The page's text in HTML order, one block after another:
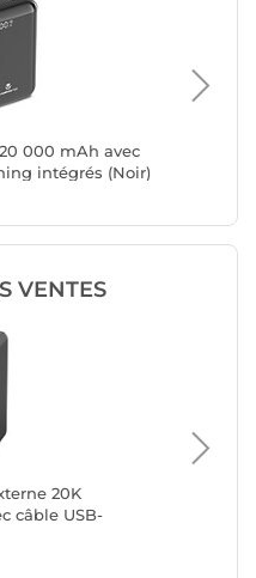
000 mAh avec
intégrés (Noir)
VENTES
20K
câble USB-